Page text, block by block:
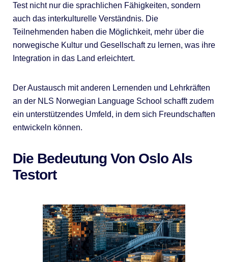
Test nicht nur die sprachlichen Fähigkeiten, sondern
auch das interkulturelle Verständnis. Die
Teilnehmenden haben die Möglichkeit, mehr über die
norwegische Kultur und Gesellschaft zu lernen, was ihre
Integration in das Land erleichtert.
Der Austausch mit anderen Lernenden und Lehrkräften
an der NLS Norwegian Language School schafft zudem
ein unterstützendes Umfeld, in dem sich Freundschaften
entwickeln können.
Die Bedeutung Von Oslo Als
Testort